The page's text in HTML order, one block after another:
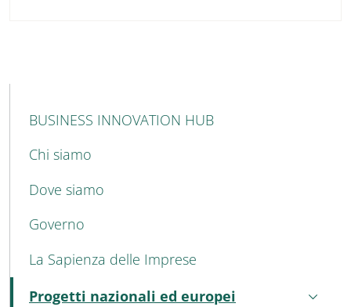
MAIN NAVIGATION
BUSINESS INNOVATION HUB
Chi siamo
Dove siamo
Governo
La Sapienza delle Imprese
Progetti nazionali ed europei
Attivo